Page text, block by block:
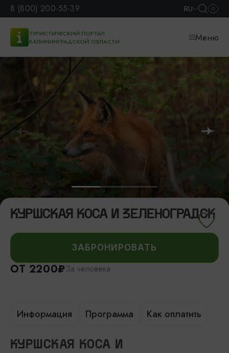
8 (800) 200-55-39 RU
ТУРИСТИЧЕСКИЙ ПОРТАЛ
КАЛИНИНГРАДСКОЙ ОБЛАСТИ
Меню
КУРШСКАЯ КОСА И ЗЕЛЕНОГРАДСК
ЗАБРОНИРОВАТЬ
ОТ 2200₽За человека
Информация Программа Как оплатить
КУРШСКАЯ КОСА И